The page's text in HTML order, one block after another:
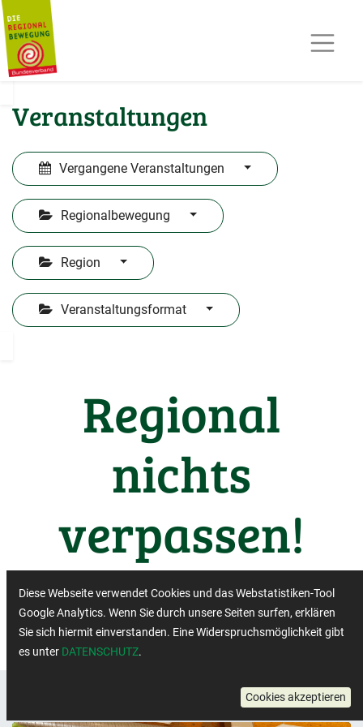
MITGLIED WERDEN
Veranstaltungen
Vergangene Veranstaltungen
Regionalbewegung
Region
Veranstaltungsformat
Regional
nichts
verpassen!
Wichtige Termine aus der
Regiobranche
Diese Webseite verwendet Cookies und das Webstatistiken-Tool
Google Analytics. Wenn Sie durch unsere Seiten surfen, erklären
Sie sich hiermit einverstanden. Eine Widerspruchsmöglichkeit gibt
es unter DATENSCHUTZ.
Cookies akzeptieren